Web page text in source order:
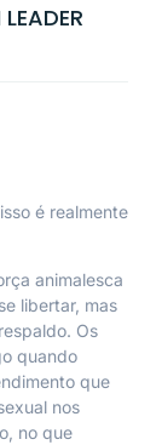
é realmente
animalesca
libertar, mas
Os
quando
que
nos
no que